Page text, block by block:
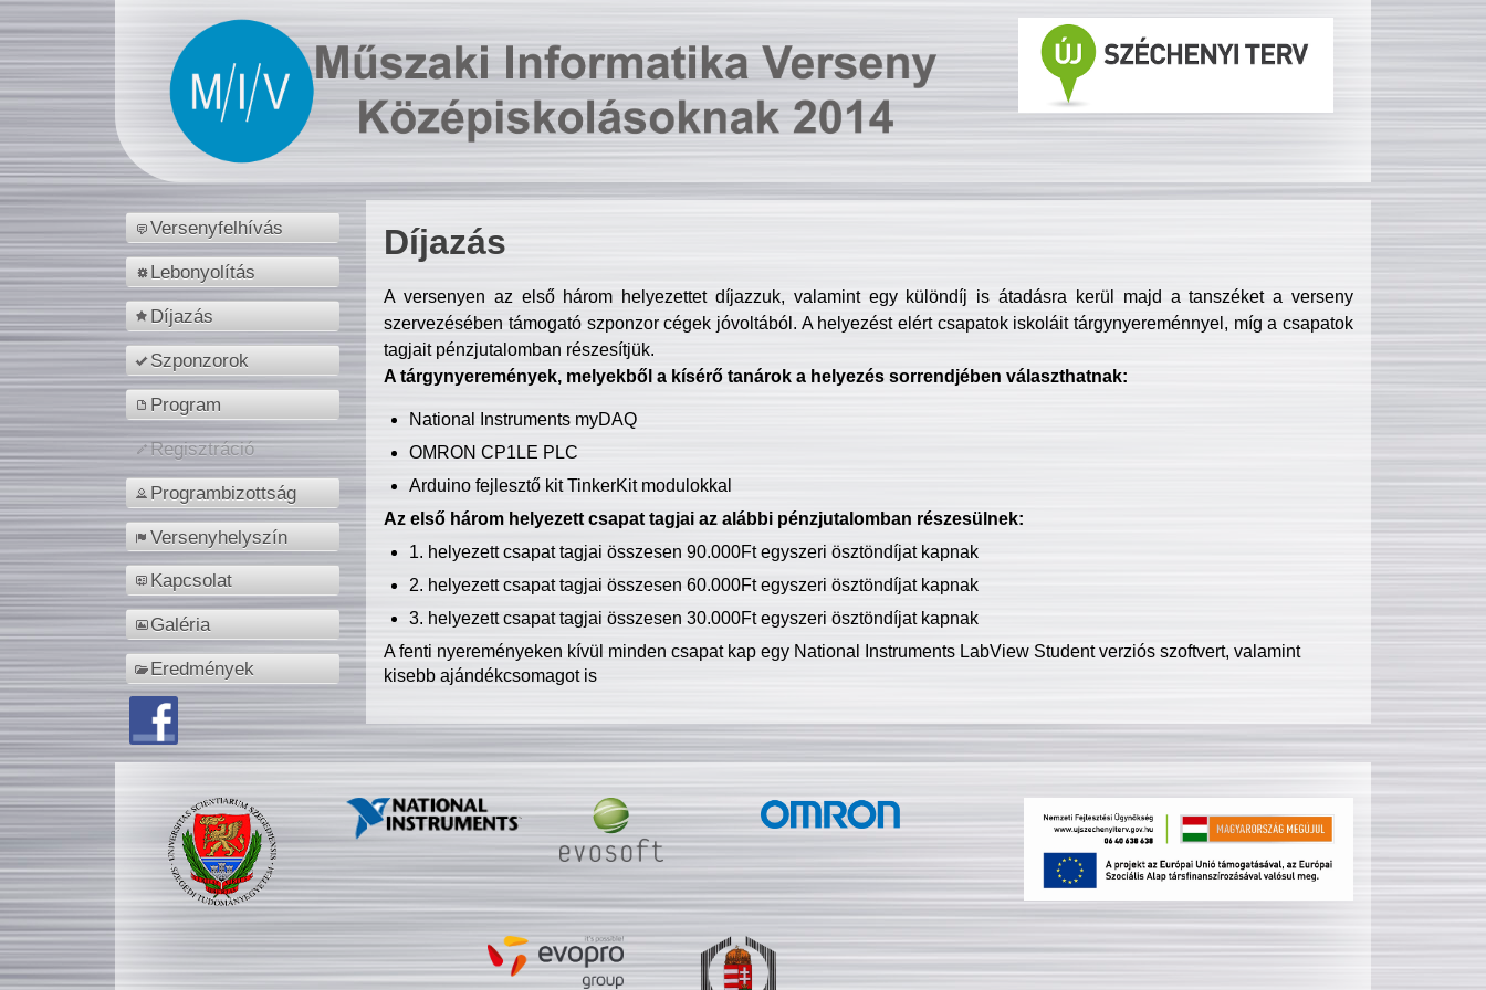
Versenyfelhívás
Lebonyolítás
Díjazás
Szponzorok
Program
Regisztráció
Programbizottság
Versenyhelyszín
Kapcsolat
Galéria
Eredmények
Díjazás
A versenyen az első három helyezettet díjazzuk, valamint egy különdíj is átadásra kerül majd a tanszéket a verseny
szervezésében támogató szponzor cégek jóvoltából. A helyezést elért csapatok iskoláit tárgynyereménnyel, míg a csapatok
tagjait pénzjutalomban részesítjük.
A tárgynyeremények, melyekből a kísérő tanárok a helyezés sorrendjében választhatnak:
National Instruments myDAQ
OMRON CP1LE PLC
Arduino fejlesztő kit TinkerKit modulokkal
Az első három helyezett csapat tagjai az alábbi pénzjutalomban részesülnek:
1. helyezett csapat tagjai összesen 90.000Ft egyszeri ösztöndíjat kapnak
2. helyezett csapat tagjai összesen 60.000Ft egyszeri ösztöndíjat kapnak
3. helyezett csapat tagjai összesen 30.000Ft egyszeri ösztöndíjat kapnak
A fenti nyereményeken kívül minden csapat kap egy National Instruments LabView Student verziós szoftvert, valamint
kisebb ajándékcsomagot is